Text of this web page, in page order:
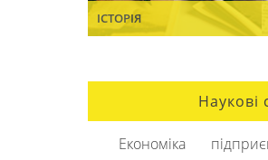
ІСТОРІЯ
Наукові
Економіка